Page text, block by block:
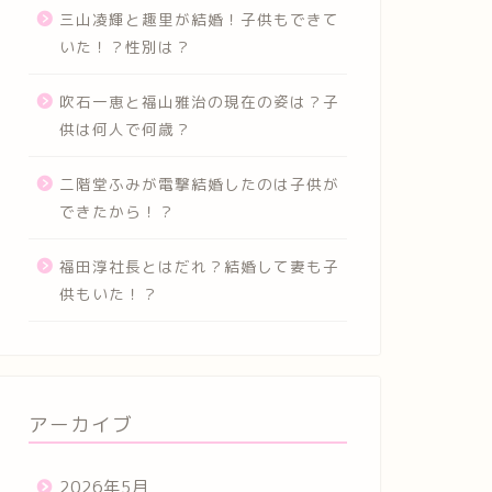
三山凌輝と趣里が結婚！子供もできて
いた！？性別は？
吹石一恵と福山雅治の現在の姿は？子
供は何人で何歳？
二階堂ふみが電撃結婚したのは子供が
できたから！？
福田淳社長とはだれ？結婚して妻も子
供もいた！？
アーカイブ
2026年5月